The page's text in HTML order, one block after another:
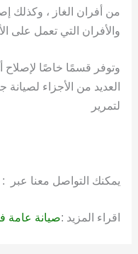
من أفران الغاز ، وكذلك
والأفران التي تعمل على
وتوفر قسمًا خاصًا لإصلاح
العديد من الأجزاء
لتمرير
يمكنك التواصل معنا عبر :
اقراء المزيد :صيانة عامة